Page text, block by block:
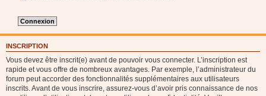
INSCRIPTION
Vous devez être inscrit(e) avant de pouvoir vous connecter. L’inscription est
rapide et vous offre de nombreux avantages. Par exemple, l’administrateur du
forum peut accorder des fonctionnalités supplémentaires aux utilisateurs
inscrits. Avant de vous inscrire, assurez-vous d’avoir pris connaissance de nos